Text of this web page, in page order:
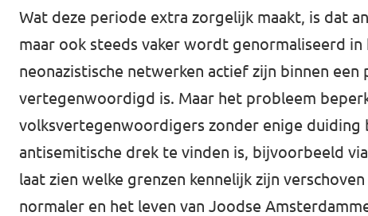
Wat deze periode extra zorgelijk maakt, is dat
maar ook steeds vaker wordt genormaliseerd
neonazistische netwerken actief zijn binnen
vertegenwoordigd is. Maar het probleem
volksvertegenwoordigers zonder enige
antisemitische drek te vinden is, bijvoorbeeld
laat zien welke grenzen kennelijk zijn
normaler en het leven van Joodse